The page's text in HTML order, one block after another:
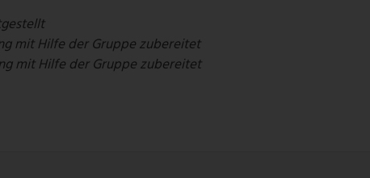
mit Hilfe der Gruppe zubereitet
mit Hilfe der Gruppe zubereitet